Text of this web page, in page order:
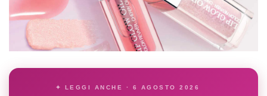
✦ LEGGI ANCHE · 6 AGOSTO 2026